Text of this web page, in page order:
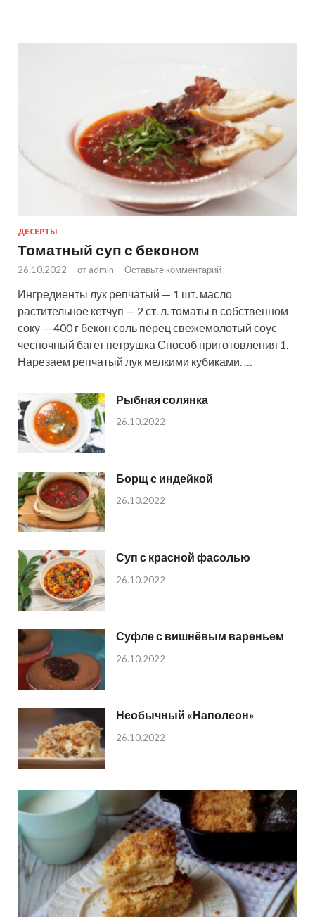
ДЕСЕРТЫ
Томатный суп с беконом
26.10.2022 - от admin - Оставьте комментарий
Ингредиенты лук репчатый — 1 шт. масло
растительное кетчуп — 2 ст. л. томаты в собственном
соку — 400 г бекон соль перец свежемолотый соус
чесночный багет петрушка Способ приготовления 1.
Нарезаем репчатый лук мелкими кубиками. …
Рыбная солянка
26.10.2022
Борщ с индейкой
26.10.2022
Суп с красной фасолью
26.10.2022
Суфле с вишнёвым вареньем
26.10.2022
Необычный «Наполеон»
26.10.2022